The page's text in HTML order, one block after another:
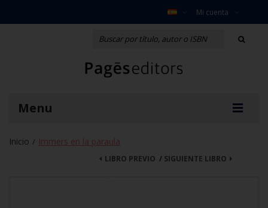
Mi cuenta
Menu
Inicio / Immers en la paraula
SIGUIENTE LIBRO
LIBRO PREVIO /